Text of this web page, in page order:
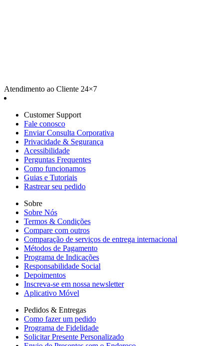
Atendimento ao Cliente 24×7
Customer Support
Fale conosco
Enviar Consulta Corporativa
Privacidade & Segurança
Acessibilidade
Perguntas Frequentes
Como funcionamos
Guias e Tutoriais
Rastrear seu pedido
Sobre
Sobre Nós
Termos & Condições
Compare com outros
Comparação de serviços de entrega internacional
Métodos de Pagamento
Programa de Indicações
Responsabilidade Social
Depoimentos
Inscreva-se em nossa newsletter
Aplicativo Móvel
Pedidos & Entregas
Como fazer um pedido
Programa de Fidelidade
Solicitar Presente Personalizado